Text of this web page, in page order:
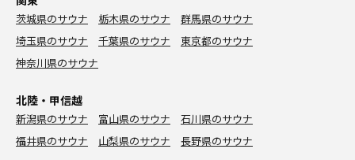
茨城県のサウナ 栃木県のサウナ
群馬県のサウナ
埼玉県のサウナ
千葉県のサウナ
東京都のサウナ
神奈川県のサウナ
北陸・甲信越
新潟県のサウナ 富山県のサウナ
石川県のサウナ
福井県のサウナ
山梨県のサウナ 長野県のサウナ